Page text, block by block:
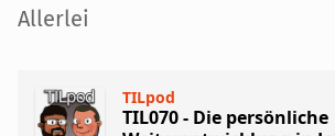
Seitenleiste
Allerlei